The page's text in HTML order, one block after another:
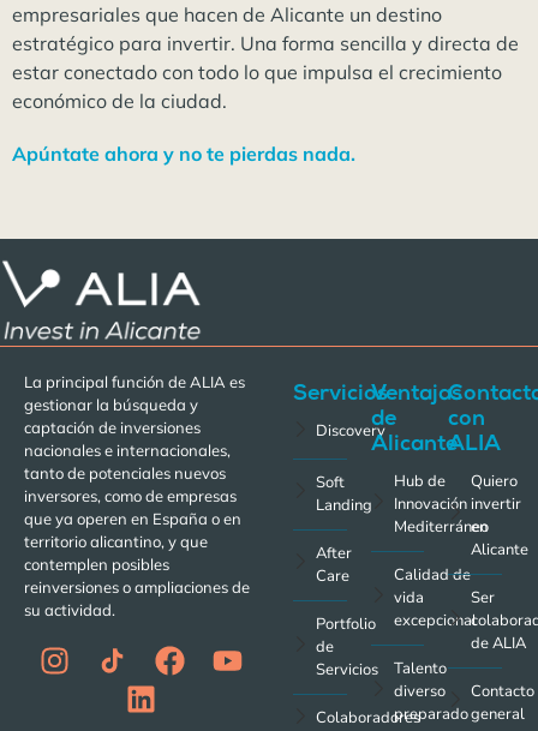
empresariales que hacen de Alicante un destino
estratégico para invertir. Una forma sencilla y directa de
estar conectado con todo lo que impulsa el crecimiento
económico de la ciudad.
Apúntate ahora y no te pierdas nada.
La principal función de ALIA es
gestionar la búsqueda y
captación de inversiones
nacionales e internacionales,
tanto de potenciales nuevos
inversores, como de empresas
que ya operen en España o en
territorio alicantino, y que
contemplen posibles
reinversiones o ampliaciones de
su actividad.
Servicios
Discovery
Soft
Landing
After
Care
Portfolio
de
Servicios
Colaboradores
Ventajas
de
Alicante
Hub de
Innovación
Mediterráneo
Calidad de
vida
excepcional
Talento
diverso
preparado
con
ALIA
Quiero
invertir
en
Alicante
Ser
de ALIA
Contacto
general